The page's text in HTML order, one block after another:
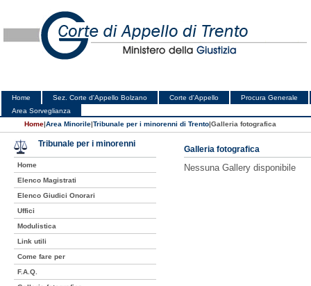
Home Sez. Corte d'Appello Bolzano Corte d'Appello
Procura Generale
Area Sorveglianza
Home|Area Minorile|Tribunale per i minorenni di Trento|Galleria fotografica
Galleria fotografica
Nessuna Gallery disponibile
Tribunale per i minorenni
Home
Elenco Magistrati
Elenco Giudici Onorari
Uffici
Modulistica
Link utili
Come fare per
F.A.Q.